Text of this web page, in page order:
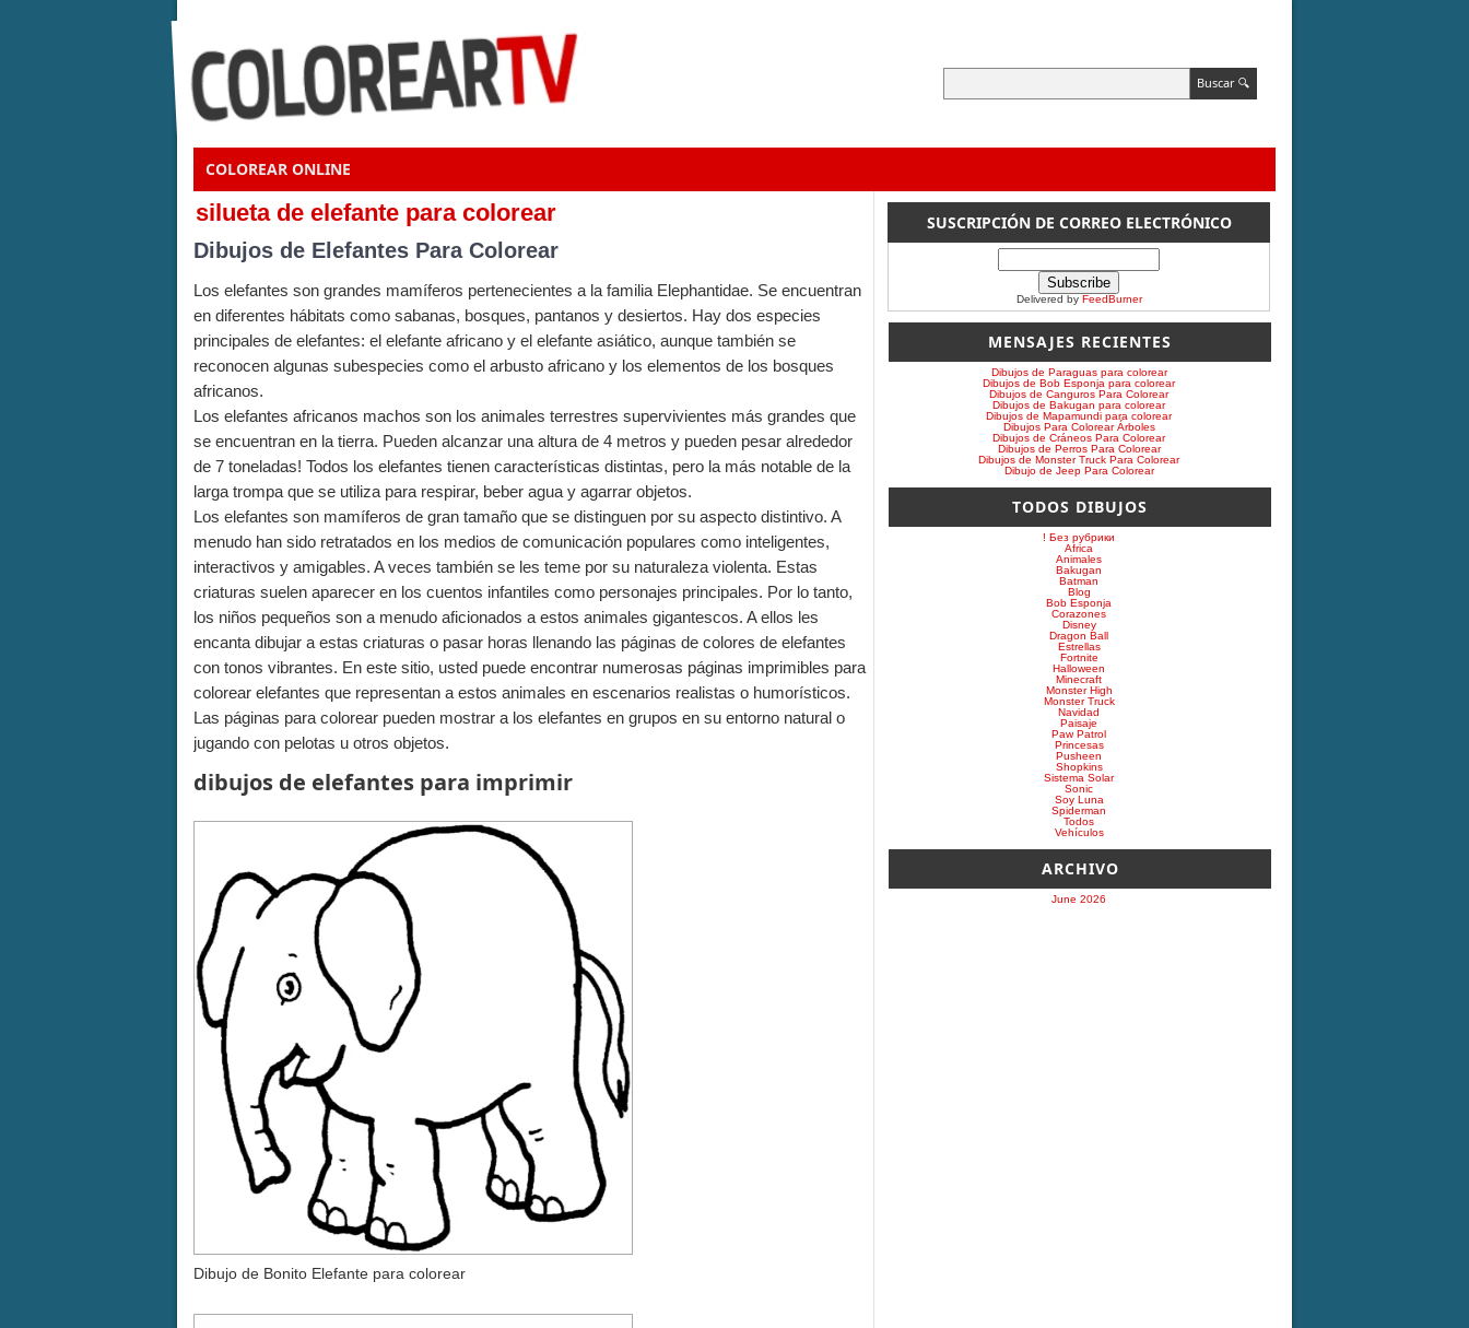
COLOREAR ONLINE
silueta de elefante para colorear
Dibujos de Elefantes Para Colorear
Los elefantes son grandes mamíferos pertenecientes a la familia Elephantidae. Se encuentran
en diferentes hábitats como sabanas, bosques, pantanos y desiertos. Hay dos especies
principales de elefantes: el elefante africano y el elefante asiático, aunque también se
reconocen algunas subespecies como el arbusto africano y los elementos de los bosques
africanos.
Los elefantes africanos machos son los animales terrestres supervivientes más grandes que
se encuentran en la tierra. Pueden alcanzar una altura de 4 metros y pueden pesar alrededor
de 7 toneladas! Todos los elefantes tienen características distintas, pero la más notable de la
larga trompa que se utiliza para respirar, beber agua y agarrar objetos.
Los elefantes son mamíferos de gran tamaño que se distinguen por su aspecto distintivo. A
menudo han sido retratados en los medios de comunicación populares como inteligentes,
interactivos y amigables. A veces también se les teme por su naturaleza violenta. Estas
criaturas suelen aparecer en los cuentos infantiles como personajes principales. Por lo tanto,
los niños pequeños son a menudo aficionados a estos animales gigantescos. A ellos les
encanta dibujar a estas criaturas o pasar horas llenando las páginas de colores de elefantes
con tonos vibrantes. En este sitio, usted puede encontrar numerosas páginas imprimibles para
colorear elefantes que representan a estos animales en escenarios realistas o humorísticos.
Las páginas para colorear pueden mostrar a los elefantes en grupos en su entorno natural o
jugando con pelotas u otros objetos.
dibujos de elefantes para imprimir
Dibujo de Bonito Elefante para colorear
SUSCRIPCIÓN DE CORREO ELECTRÓNICO
Delivered by FeedBurner
MENSAJES RECIENTES
Dibujos de Paraguas para colorear
Dibujos de Bob Esponja para colorear
Dibujos de Canguros Para Colorear
Dibujos de Bakugan para colorear
Dibujos de Mapamundi para colorear
Dibujos Para Colorear Árboles
Dibujos de Cráneos Para Colorear
Dibujos de Perros Para Colorear
Dibujos de Monster Truck Para Colorear
Dibujo de Jeep Para Colorear
TODOS DIBUJOS
! Без рубрики
Africa
Animales
Bakugan
Batman
Blog
Bob Esponja
Corazones
Disney
Dragon Ball
Estrellas
Fortnite
Halloween
Minecraft
Monster High
Monster Truck
Navidad
Paisaje
Paw Patrol
Princesas
Pusheen
Shopkins
Sistema Solar
Sonic
Soy Luna
Spiderman
Todos
Vehículos
ARCHIVO
June 2026